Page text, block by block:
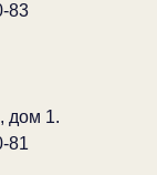
83
дом 1.
81